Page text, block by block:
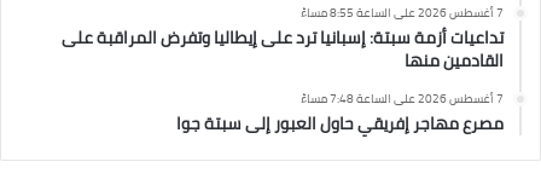
7 أغسطس 2026 على الساعة 8:55 مساءً
تداعيات أزمة سبتة: إسبانيا ترد على إيطاليا وتفرض المراقبة على
القادمين منها
7 أغسطس 2026 على الساعة 7:48 مساءً
مصرع مهاجر إفريقي حاول العبور إلى سبتة جوا